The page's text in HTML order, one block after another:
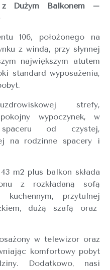
z Dużym Balkonem –
106, położonego na
z windą, przy słynnej
największym atutem
standard wyposażenia,
strefy,
wypoczynek, w
od czystej,
na rodzinne spacery i
m2 plus balkon składa
z rozkładaną sofą
kuchennym, przytulnej
dużą szafą oraz
w telewizor oraz
komfortowy pobyt
Dodatkowo, nasi